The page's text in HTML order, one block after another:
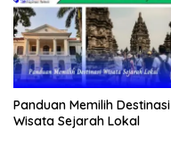
Panduan Memilih Destinasi
Wisata Sejarah Lokal